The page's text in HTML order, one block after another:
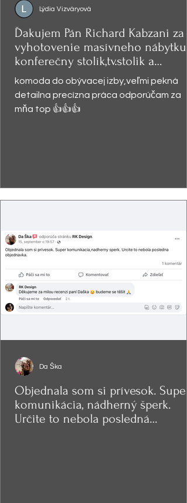
Ďakujem Pán Richard Kabzani za
vyhotovenie masívneho nábytku -
konferečny stolík,tv.stolik a
presklená
komoda do obývacej izby,veľmi pekná
detailna precízna práca odporúčam za
mňa top 👍👍👍
Lýdia Vizváryová
Objednala som si prívesok. Super
komunikácia, nádherný šperk.
Určite to nebola posledná
Da Ška